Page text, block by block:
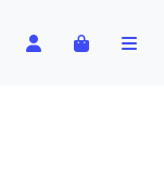
Search AccountCart